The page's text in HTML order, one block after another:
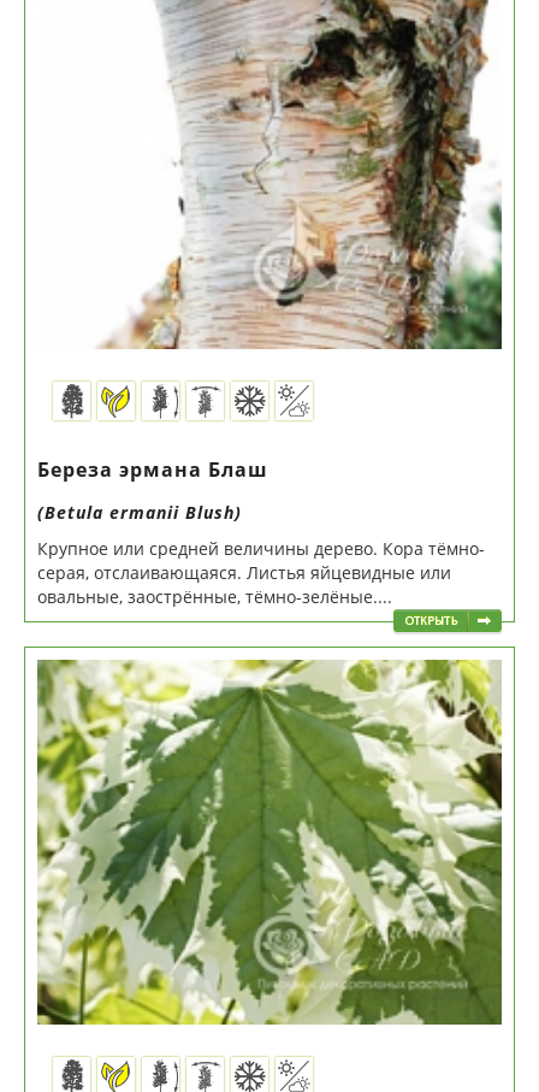
Береза эрмана Блаш
(Betula ermanii Blush)
Крупное или средней величины дерево. Кора тёмно-
серая, отслаивающаяся. Листья яйцевидные или
овальные, заострённые, тёмно-зелёные....